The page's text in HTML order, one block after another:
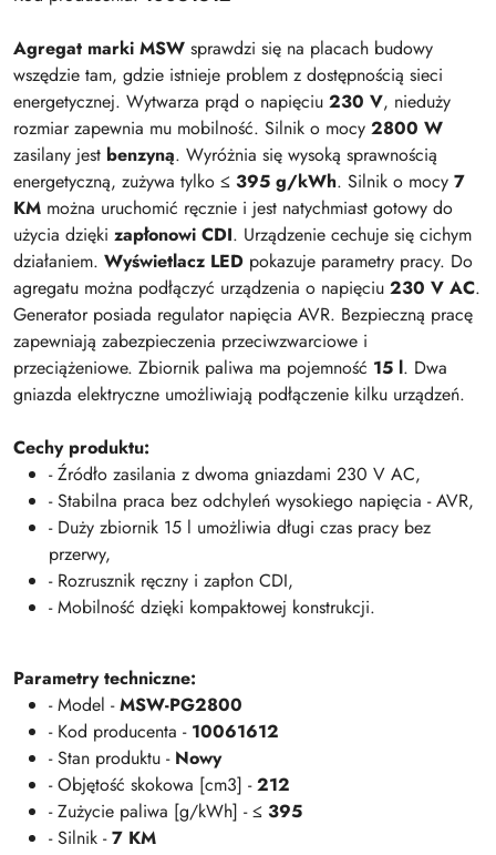
Agregat marki MSW sprawdzi się na placach budowy
wszędzie tam, gdzie istnieje problem z dostępnością sieci
energetycznej. Wytwarza prąd o napięciu 230 V, nieduży
rozmiar zapewnia mu mobilność. Silnik o mocy 2800 W
zasilany jest benzyną. Wyróżnia się wysoką sprawnością
energetyczną, zużywa tylko ≤ 395 g/kWh. Silnik o mocy 7
KM można uruchomić ręcznie i jest natychmiast gotowy do
użycia dzięki zapłonowi CDI. Urządzenie cechuje się cichym
działaniem. Wyświetlacz LED pokazuje parametry pracy. Do
agregatu można podłączyć urządzenia o napięciu 230 V AC.
Generator posiada regulator napięcia AVR. Bezpieczną pracę
zapewniają zabezpieczenia przeciwzwarciowe i
przeciążeniowe. Zbiornik paliwa ma pojemność 15 l. Dwa
gniazda elektryczne umożliwiają podłączenie kilku urządzeń.
Cechy produktu:
- Źródło zasilania z dwoma gniazdami 230 V AC,
- Stabilna praca bez odchyleń wysokiego napięcia - AVR,
- Duży zbiornik 15 l umożliwia długi czas pracy bez
przerwy,
- Rozrusznik ręczny i zapłon CDI,
- Mobilność dzięki kompaktowej konstrukcji.
Parametry techniczne:
- Model -MSW-PG2800
- Kod producenta - 10061612
- Stan produktu - Nowy
- Objętość skokowa [cm3] -212
- Zużycie paliwa [g/kWh] -≤ 395
- Silnik -7 KM